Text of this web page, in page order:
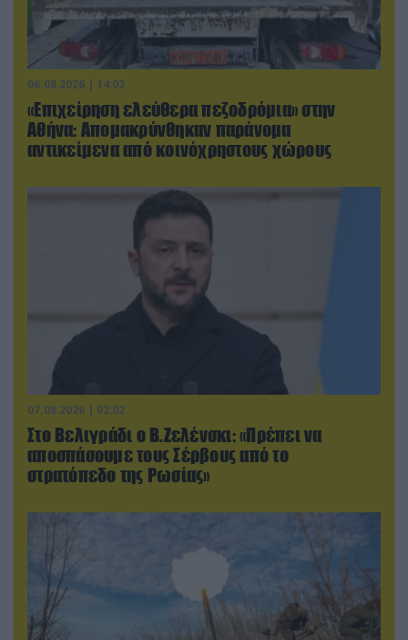
06.08.2026 | 14:02
«Επιχείρηση ελεύθερα πεζοδρόμια» στην
Αθήνα: Απομακρύνθηκαν παράνομα
αντικείμενα από κοινόχρηστους χώρους
07.08.2026 | 02:02
Στο Βελιγράδι ο Β.Ζελένσκι: «Πρέπει να
αποσπάσουμε τους Σέρβους από το
στρατόπεδο της Ρωσίας»